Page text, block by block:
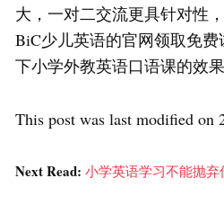
大，一对二交流更具针对性
BiC少儿英语的官网领取免
下小学外教英语口语课的效果
This post was last modified on
Next Read: 小学英语学习不能抛弃